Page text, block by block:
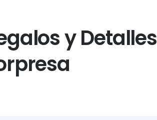
y Detalles